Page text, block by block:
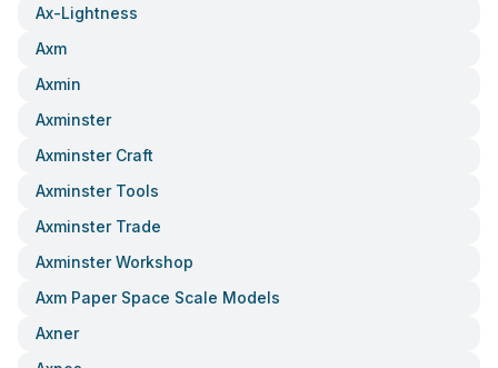
Ax-Lightness
Axm
Axmin
Axminster
Axminster Craft
Axminster Tools
Axminster Trade
Axminster Workshop
Axm Paper Space Scale Models
Axner